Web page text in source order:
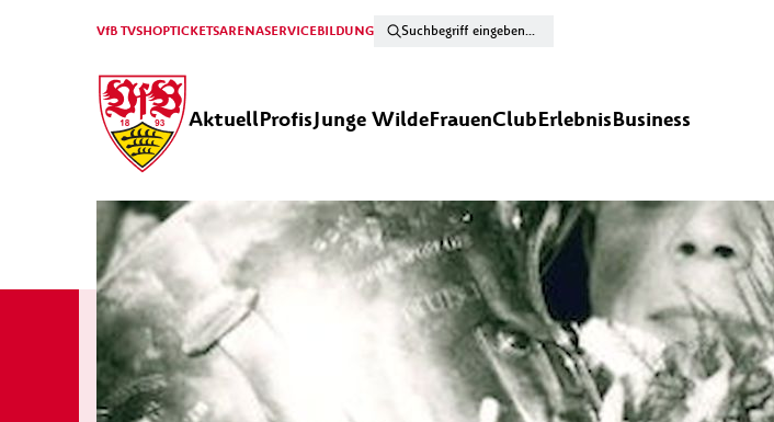
VfB TVSHOPTICKETSARENASERVICEBILDUNG
AktuellProfisJunge WildeFrauenClubErlebnisBusiness